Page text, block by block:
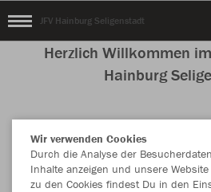
JFV Hainburg Seligenstadt
Herzlich Willkommen
Hainburg
Nachhaltig Farbe
Wir verwenden Cookies
Durch die Analyse der
Inhalte anzeigen und unsere
zu den Cookies findest Du in den